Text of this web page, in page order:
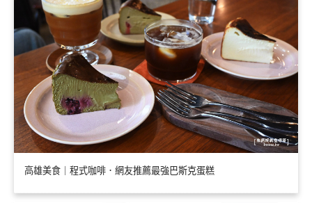
高雄美食｜程式咖啡．網友推薦最強巴斯克蛋糕